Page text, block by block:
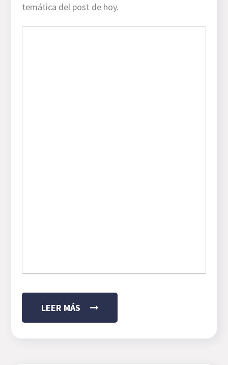
temática del post de hoy.
LEER MÁS